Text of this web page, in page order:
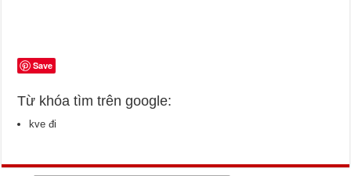
Save
Từ khóa tìm trên google:
kve đi